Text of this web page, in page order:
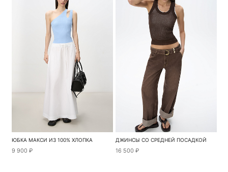
ЮБКА МАКСИ ИЗ 100% ХЛОПКА
9 900 ₽
ДЖИНСЫ СО СРЕДНЕЙ ПОСАДКОЙ
16 500 ₽